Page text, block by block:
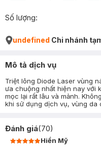
Số lượng:
undefined Chi nhánh
Mô tả dịch vụ
Triệt lông Diode Laser vùng
ưa chuộng nhất hiện nay với
mọc lại rất lâu và mảnh.
khi sử dụng dịch vụ, vùng da
Đánh giá(70)
Hiền Mỹ